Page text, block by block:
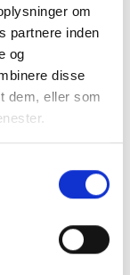
om
partnere inden
og
disse
dem, eller som